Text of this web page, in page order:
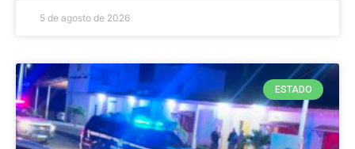
5 de agosto de 2026
ESTADO